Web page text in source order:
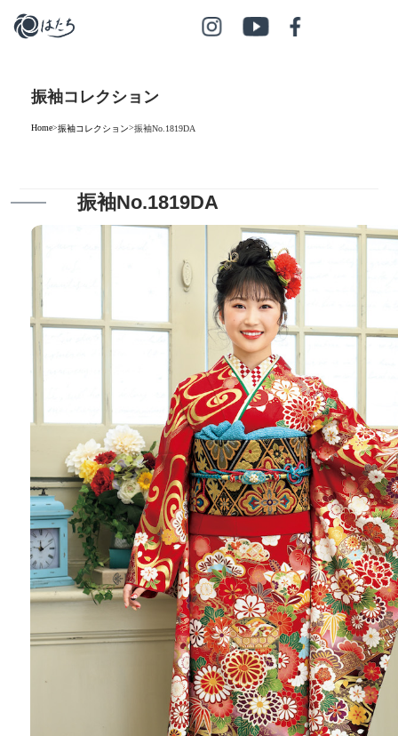
振袖コレクション
Home>振袖コレクション>振袖No.1819DA
振袖No.1819DA